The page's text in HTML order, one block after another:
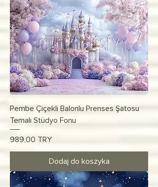
Pembe Çiçekli Balonlu Prenses Şatosu
Temalı Stüdyo Fonu
Cena
989,00 TRY
Dodaj do koszyka